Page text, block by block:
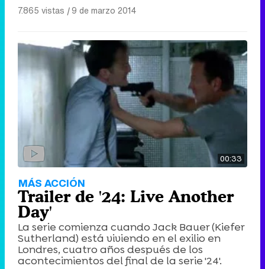
7.865 vistas |9 de marzo 2014
00:33
MÁS ACCIÓN
Trailer de '24: Live Another
Day'
La serie comienza cuando Jack Bauer (Kiefer
Sutherland) está viviendo en el exilio en
Londres, cuatro años después de los
acontecimientos del final de la serie '24'.